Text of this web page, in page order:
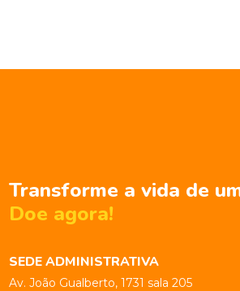
Transforme a vida de
Doe agora!
SEDE ADMINISTRATIVA
Av. João Gualberto, 1731 sala 205